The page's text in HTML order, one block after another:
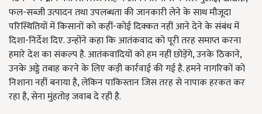
फल-सब्जी उत्पादन तथा उपलब्धता की जानकारी लेने के साथ मौजूदा
परिस्थितियों में किसानों को कहीं-कोई दिक्कत नहीं आने देने के संबंध में
दिशा-निर्देश दिए. उन्होंने कहा कि आतंकवाद को पूरी तरह समाप्त करना
हमारे देश का संकल्प है. आतंकवादियों को हम नहीं छोड़ेंगे, उनके ठिकाने,
उनके अड्डे तबाह करने के लिए कड़ी कार्रवाई की गई है. हमने नागरिकों को
निशाना नहीं बनाया है, लेकिन पाकिस्तान जिस तरह से नापाक हरकत कर
रहा है, सेना मुंहतोड़ जवाब दे रही है.